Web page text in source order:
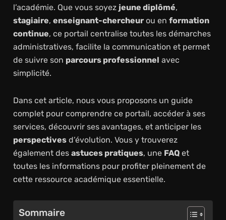
l’académie. Que vous soyez jeune diplômé,
stagiaire, enseignant-chercheurou en formation
continue, ce portail centralise toutes les démarches
administratives, facilite la communication et permet
de suivre son parcours professionnel avec
simplicité.
Dans cet article, nous vous proposons un guide
complet pour comprendre ce portail, accéder à ses
services, découvrir ses avantages, et anticiper les
perspectivesd’évolution. Vous y trouverez
également des astuces pratiques, une FAQet
toutes les informations pour profiter pleinement de
cette ressource académique essentielle.
Sommaire